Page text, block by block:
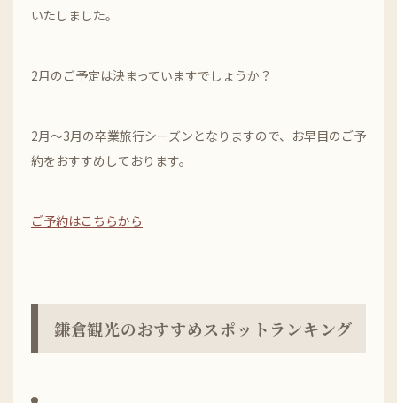
いたしました。
2月のご予定は決まっていますでしょうか？
2月～3月の卒業旅行シーズンとなりますので、お早目のご予
約をおすすめしております。
ご予約はこちらから
鎌倉観光のおすすめスポットランキング